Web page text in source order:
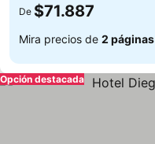
De $71.887
Mira precios de 2 páginas
Opción destacada